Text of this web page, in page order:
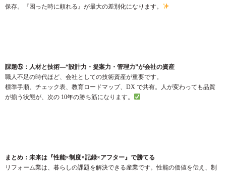
保存。『困った時に頼れる』が最大の差別化になります。
課題⑤：人材と技術—“設計力・提案力・管理力”が会社の資産
職人不足の時代ほど、会社としての技術資産が重要です。
標準手順、チェック表、教育ロードマップ、DX で共有。人が変わっても品質
が揃う状態が、次の 10年の勝ち筋になります。
まとめ：未来は『性能×制度×記録×アフター』で勝てる
リフォーム業は、暮らしの課題を解決できる産業です。性能の価値を伝え、制